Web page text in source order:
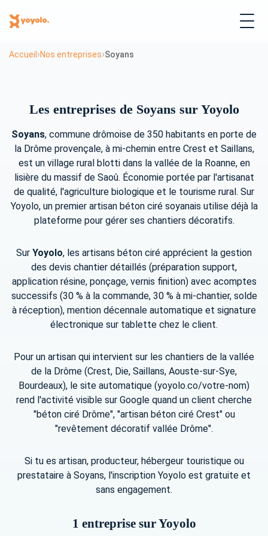
Accueil ›Nos entreprises›Soyans
Les entreprises de Soyans sur Yoyolo
Soyans, commune drômoise de 350 habitants en porte de
la Drôme provençale, à mi-chemin entre Crest et Saillans,
est un village rural blotti dans la vallée de la Roanne, en
lisière du massif de Saoû. Économie portée par l'artisanat
de qualité, l'agriculture biologique et le tourisme rural. Sur
Yoyolo, un premier artisan béton ciré soyanais utilise déjà la
plateforme pour gérer ses chantiers décoratifs.
Sur Yoyolo, les artisans béton ciré apprécient la gestion
des devis chantier détaillés (préparation support,
application résine, ponçage, vernis finition) avec acomptes
successifs (30 % à la commande, 30 % à mi-chantier, solde
à réception), mention décennale automatique et signature
électronique sur tablette chez le client.
Pour un artisan qui intervient sur les chantiers de la vallée
de la Drôme (Crest, Die, Saillans, Aouste-sur-Sye,
Bourdeaux), le site automatique (yoyolo.co/votre-nom)
rend l'activité visible sur Google quand un client cherche
"béton ciré Drôme", "artisan béton ciré Crest" ou
"revêtement décoratif vallée Drôme".
Si tu es artisan, producteur, hébergeur touristique ou
prestataire à Soyans, l'inscription Yoyolo est gratuite et
sans engagement.
1 entreprise sur Yoyolo